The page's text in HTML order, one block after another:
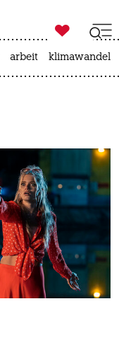

taz zahl ich
arbeit klimawandel